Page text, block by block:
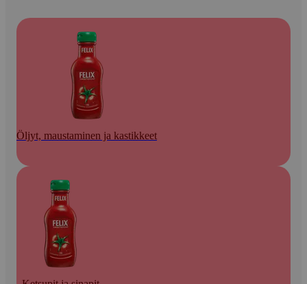
Öljyt, maustaminen ja kastikkeet